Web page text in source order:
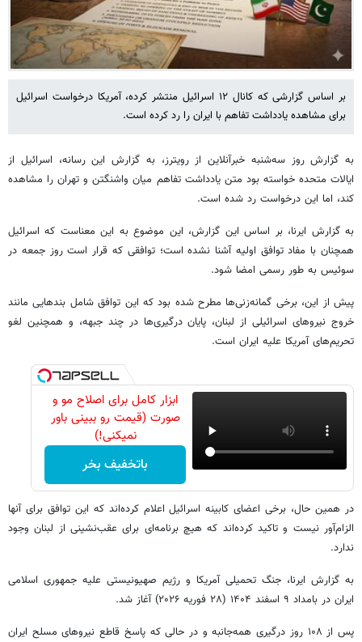
بر اساس گزارشی که کانال ۱۲ اسرائیل منتشر کرده، آمریکا درخواست اسرائیل
برای مشاهده یادداشت تفاهم با ایران را رد کرده است.
به گزارش روز سه‌شنبه خبرآنلاین از رویترز، به گزارش این رسانه، اسرائیل از
ایالات متحده خواسته بود متن یادداشت تفاهم میان واشنگتن و تهران را مشاهده
کند، اما این درخواست رد شده است.
به گزارش ایرنا، بر اساس این گزارش، این موضوع به این معناست که اسرائیل
همچنان با مفاد توافق اولیه آشنا نشده است؛ توافقی که قرار است روز جمعه در
سوئیس به طور رسمی امضا شود.
پیش از این، برخی گمانه‌زنی‌ها مطرح شده بود که این توافق شامل بندهایی مانند
خروج نیروهای اسرائیلی از لبنان، پایان درگیری‌ها در چند جبهه، و همچنین لغو
تحریم‌های آمریکا علیه ایران است.
ابزار کامل برای اصلاح مو و
صورت (قیمت رو ببینی باور
نمیکنی!)
باتخفیف بخر
در همین حال، برخی اعضای کابینه اسرائیل اعلام کرده‌اند که این توافق برای آنها
الزام‌آور نیست و تاکید کرده‌اند که هیچ برنامه‌ای برای عقب‌نشینی از لبنان وجود
ندارد.
به گزارش ایرنا، جنگ تحمیلی آمریکا و رژیم صهیونیستی علیه جمهوری اسلامی
ایران در بامداد ۹ اسفند ۱۴۰۴ (۲۸ فوریه ۲۰۲۶) آغاز شد.
پس از ۱۰۸ روز درگیری همه‌جانبه و در حالی که پاسخ قاطع نیروهای مسلح ایران